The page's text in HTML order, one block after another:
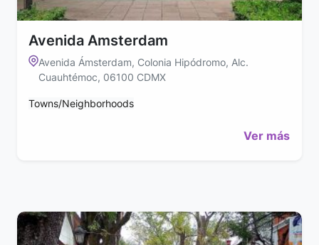
Avenida Amsterdam
Avenida Ámsterdam, Colonia Hipódromo, Alc.
Cuauhtémoc, 06100 CDMX
Towns/Neighborhoods
Ver más